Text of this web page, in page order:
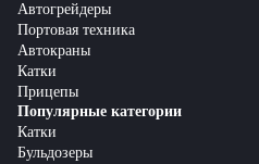
Автогрейдеры
Портовая техника
Автокраны
Катки
Прицепы
Популярные категории
Катки
Бульдозеры